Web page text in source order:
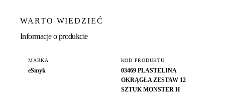
WARTO WIEDZIEĆ
Informacje o produkcie
MARKA
eSmyk
KOD PRODUKTU
03469 PLASTELINA
OKRĄGŁA ZESTAW 12
SZTUK MONSTER H